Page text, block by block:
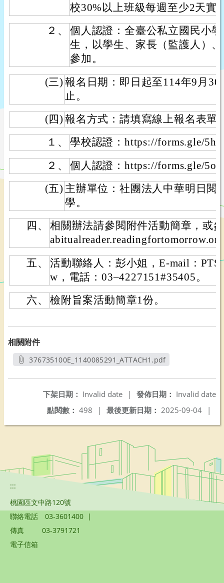
校30%以上班級每週至少2天實
２、
個人認證：全臺公私立國民小
生，以學生、家長（監護人）
參加。
(三) 報名日期：即日起至114年9月
止。
(四) 報名方式：請填寫線上報名表單
１、
學校認證：https://forms.gle/
２、
個人認證：https://forms.gle/
(五) 主辦單位：社團法人中華明日閱
學。
四、
相關辦法請參閱附件活動簡章，或
五、
活動聯絡人：彭小姐，E-mail：
w，電話：03–4227151#35405。
六、
檢附旨案活動簡章1份。
相關附件
376735100E_1140085291_ATTACH1.pdf
發佈日期： Invalid date
下架日期： Invalid date
|
最後更新日期： 2025-09-04 |
點閱數： 498 |
:::
桃園區文中路120號
聯絡電話
03-3601400 |
傳真
03-3791721
電子信箱